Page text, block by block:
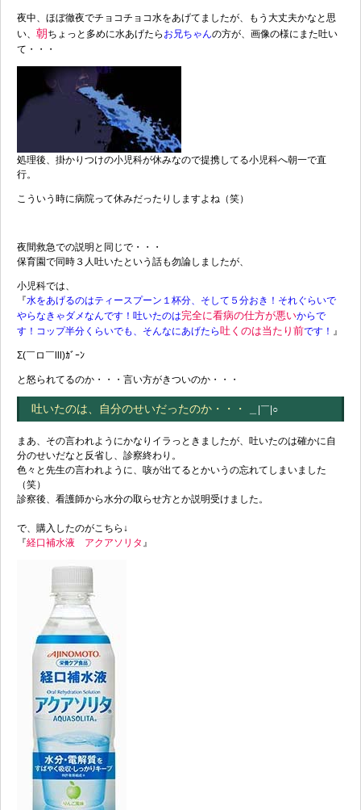
夜中、ほぼ徹夜でチョコチョコ水をあげてましたが、もう大丈夫かなと思
い、 朝ちょっと多めに水あげたら お 兄ちゃんの方が、画像の様にまた吐い
て・・・
処理後、掛かりつけの小児科が休みなので提携してる小児科へ朝一で直
行。
こういう時に病院って休みだったりしますよね（笑）
夜間救急での説明と同じで・・・
保育園で同時３人吐いたという話も勿論しましたが、
小児科では、
『水をあげるのはティースプーン１杯分、そして５分おき！それぐらいで
やらなきゃダメなんです！吐いたのは完全に看病の仕方が悪いからで
す！コップ半分くらいでも、そんなにあげたら吐くのは当たり前です！ 』
Σ(￣ロ￣lll)ｶﾞｰﾝ
と怒られてるのか・・・言い方がきついのか・・・
吐いたのは、自分のせいだったのか・・・ ＿|￣|○
まあ、その言われようにかなりイラっときましたが、吐いたのは確かに自
分のせいだなと反省し、診察終わり。
色々と先生の言われように、咳が出てるとかいうの忘れてしまいました
（笑）
診察後、看護師から水分の取らせ方とか説明受けました。
で、購入したのがこちら↓
『経口補水液 アクアソリタ 』